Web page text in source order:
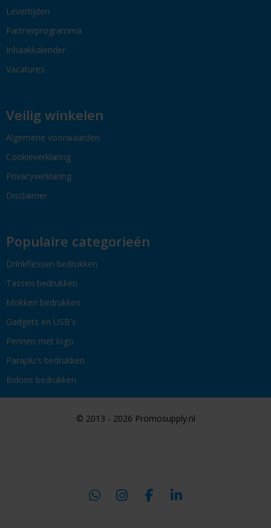
Levertijden
Partnerprogramma
Inhaakkalender
Vacatures
Veilig winkelen
Algemene voorwaarden
Cookieverklaring
Privacyverklaring
Disclaimer
Populaire categorieën
Drinkflessen bedrukken
Tassen bedrukken
Mokken bedrukken
Gadgets en USB's
Pennen met logo
Paraplu's bedrukken
Bidons bedrukken
© 2013 - 2026 Promosupply.nl